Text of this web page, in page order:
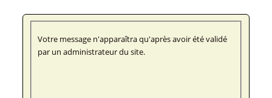
Votre message n'apparaîtra qu'après avoir été validé
par un administrateur du site.